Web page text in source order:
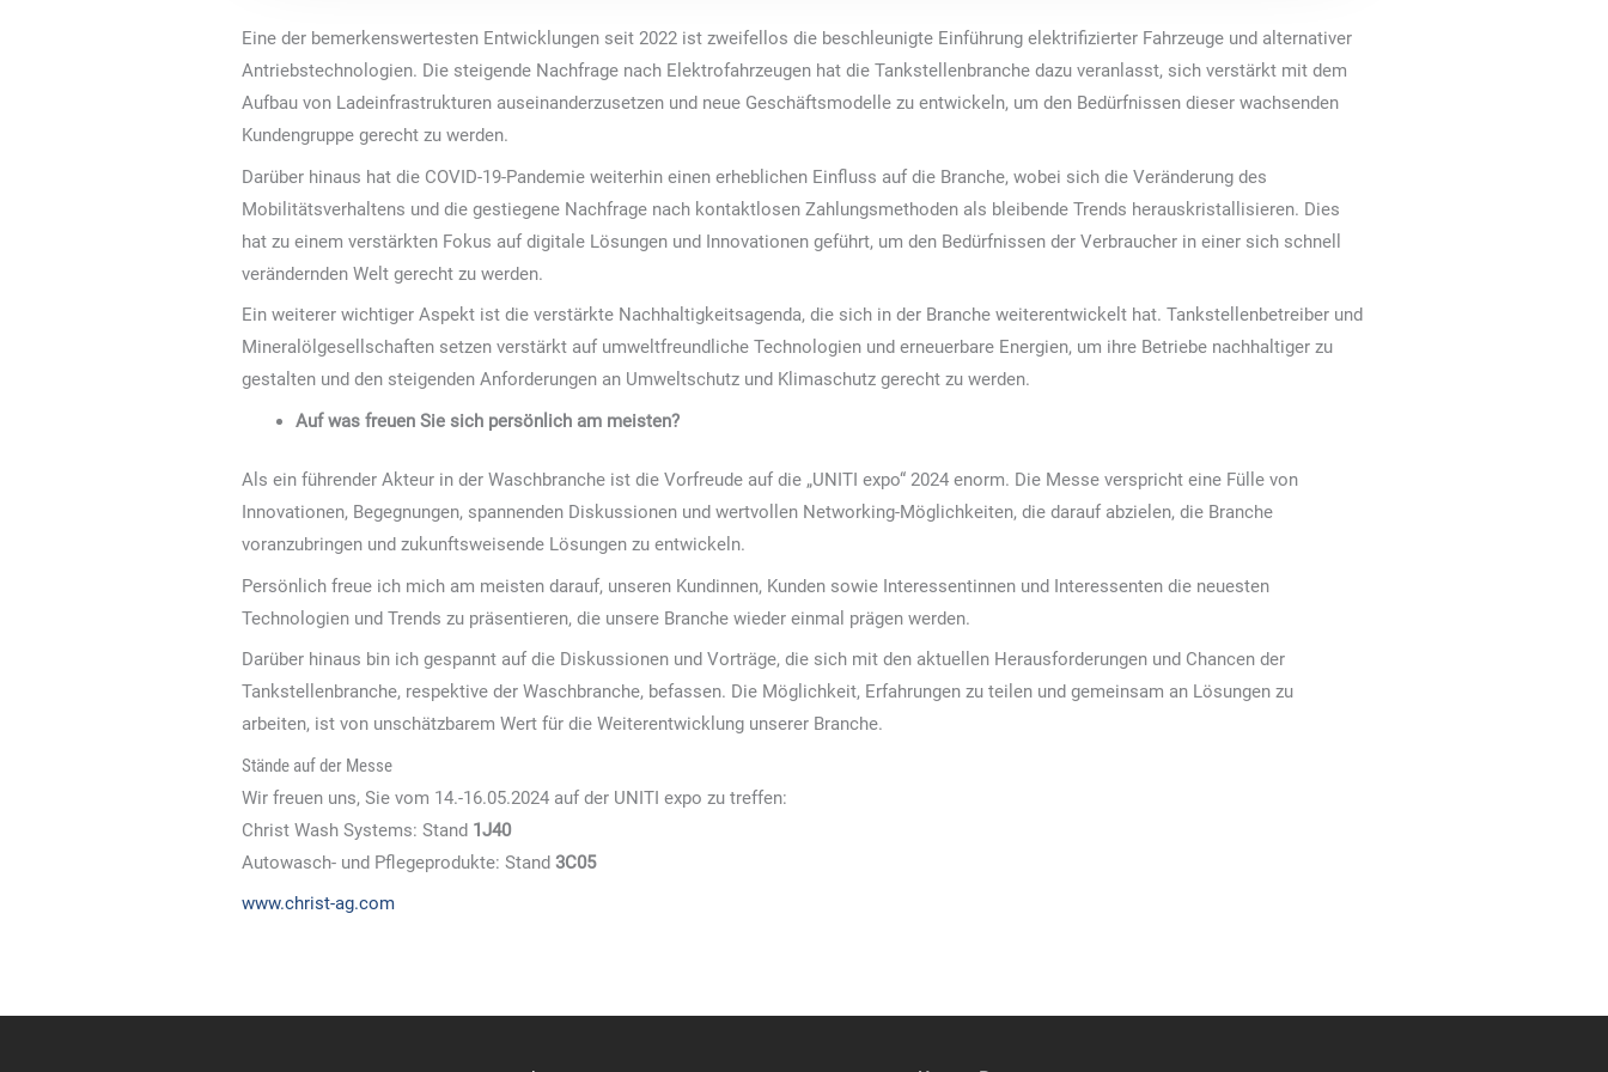
Eine der bemerkenswertesten Entwicklungen seit 2022 ist zweifellos die beschleunigte Einführung elektrifizierter Fahrzeuge und alternativer
Antriebstechnologien. Die steigende Nachfrage nach Elektrofahrzeugen hat die Tankstellenbranche dazu veranlasst, sich verstärkt mit dem
Aufbau von Ladeinfrastrukturen auseinanderzusetzen und neue Geschäftsmodelle zu entwickeln, um den Bedürfnissen dieser wachsenden
Kundengruppe gerecht zu werden.
Darüber hinaus hat die COVID-19-Pandemie weiterhin einen erheblichen Einfluss auf die Branche, wobei sich die Veränderung des
Mobilitätsverhaltens und die gestiegene Nachfrage nach kontaktlosen Zahlungsmethoden als bleibende Trends herauskristallisieren. Dies
hat zu einem verstärkten Fokus auf digitale Lösungen und Innovationen geführt, um den Bedürfnissen der Verbraucher in einer sich schnell
verändernden Welt gerecht zu werden.
Ein weiterer wichtiger Aspekt ist die verstärkte Nachhaltigkeitsagenda, die sich in der Branche weiterentwickelt hat. Tankstellenbetreiber und
Mineralölgesellschaften setzen verstärkt auf umweltfreundliche Technologien und erneuerbare Energien, um ihre Betriebe nachhaltiger zu
gestalten und den steigenden Anforderungen an Umweltschutz und Klimaschutz gerecht zu werden.
Auf was freuen Sie sich persönlich am meisten?
Als ein führender Akteur in der Waschbranche ist die Vorfreude auf die „UNITI expo“ 2024 enorm. Die Messe verspricht eine Fülle von
Innovationen, Begegnungen, spannenden Diskussionen und wertvollen Networking-Möglichkeiten, die darauf abzielen, die Branche
voranzubringen und zukunftsweisende Lösungen zu entwickeln.
Persönlich freue ich mich am meisten darauf, unseren Kundinnen, Kunden sowie Interessentinnen und Interessenten die neuesten
Technologien und Trends zu präsentieren, die unsere Branche wieder einmal prägen werden.
Darüber hinaus bin ich gespannt auf die Diskussionen und Vorträge, die sich mit den aktuellen Herausforderungen und Chancen der
Tankstellenbranche, respektive der Waschbranche, befassen. Die Möglichkeit, Erfahrungen zu teilen und gemeinsam an Lösungen zu
arbeiten, ist von unschätzbarem Wert für die Weiterentwicklung unserer Branche.
Stände auf der Messe
Wir freuen uns, Sie vom 14.-16.05.2024 auf der UNITI expo zu treffen:
Christ Wash Systems: Stand 1J40
Autowasch- und Pflegeprodukte: Stand 3C05
www.christ-ag.com